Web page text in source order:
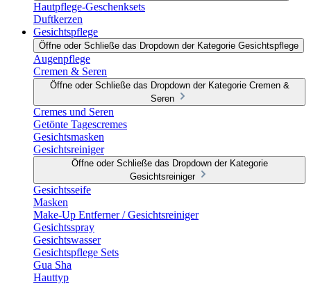
Hautpflege-Geschenksets
Duftkerzen
Gesichtspflege
Öffne oder Schließe das Dropdown der Kategorie Gesichtspflege
Augenpflege
Cremen & Seren
Öffne oder Schließe das Dropdown der Kategorie Cremen &
Seren
Cremes und Seren
Getönte Tagescremes
Gesichtsmasken
Gesichtsreiniger
Öffne oder Schließe das Dropdown der Kategorie
Gesichtsreiniger
Gesichtsseife
Masken
Make-Up Entferner / Gesichtsreiniger
Gesichtsspray
Gesichtswasser
Gesichtspflege Sets
Gua Sha
Hauttyp